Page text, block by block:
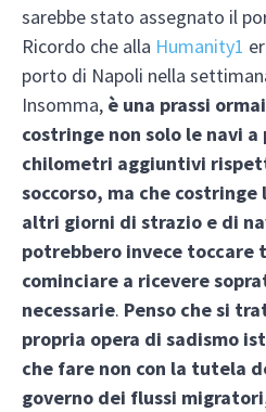
sarebbe stato assegnato il
Ricordo che alla Humanity1
porto di Napoli nella
Insomma, è una prassi
costringe non solo le navi
chilometri aggiuntivi
soccorso, ma che costringe
altri giorni di strazio e di
potrebbero invece toccare
cominciare a ricevere
necessarie. Penso che si
propria opera di sadismo
che fare non con la tutela
governo dei flussi